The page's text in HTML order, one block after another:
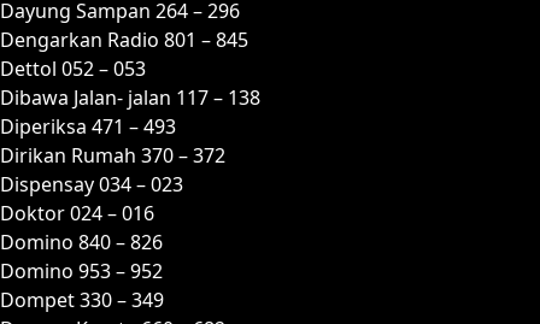
Dayung Sampan 264 – 296
Dengarkan Radio 801 – 845
Dettol 052 – 053
Dibawa Jalan- jalan 117 – 138
Diperiksa 471 – 493
Dirikan Rumah 370 – 372
Dispensay 034 – 023
Doktor 024 – 016
Domino 840 – 826
Domino 953 – 952
Dompet 330 – 349